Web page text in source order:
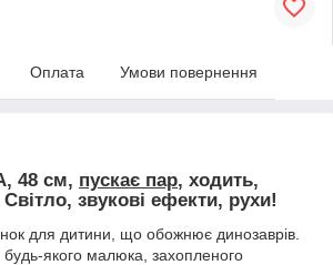
Оплата Умови повернення
48 см, пускає пар, ходить,
звукові ефекти, рухи!
для дитини, що обожнює динозаврів.
якого малюка, захопленого